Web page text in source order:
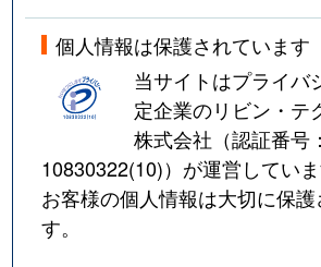
個人情報は保護されています
当サイトはプライバ
定企業のリビン・テ
株式会社（認証番号：
10830322(10)）が運営していま
お客様の個人情報は大切に保護
す。